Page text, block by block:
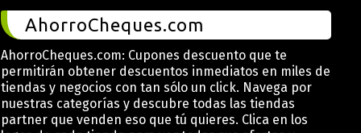
AhorroCheques.com
AhorroCheques.com: Cupones descuento que te
permitirán obtener descuentos inmediatos en miles de
tiendas y negocios con tan sólo un click. Navega por
nuestras categorías y descubre todas las tiendas
partner que venden eso que tú quieres. Clica en los